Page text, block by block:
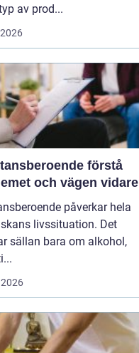
av prod...
förstå
och vägen vidare
påverkar hela
livssituation. Det
sällan bara om alkohol,